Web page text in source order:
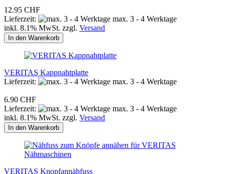
12.95 CHF
Lieferzeit:
max. 3 - 4 Werktage
inkl. 8.1% MwSt. zzgl. Versand
In den Warenkorb
VERITAS Kappnahtplatte
Lieferzeit:
max. 3 - 4 Werktage
6.90 CHF
Lieferzeit:
max. 3 - 4 Werktage
inkl. 8.1% MwSt. zzgl. Versand
In den Warenkorb
VERITAS Knopfannähfuss